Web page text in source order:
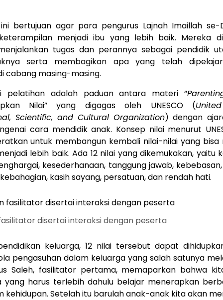
bertujuan agar para pengurus Lajnah Imaillah se-
menjadi ibu yang lebih baik. Mereka
tugas dan perannya sebagai pendidik
serta membagikan apa yang telah
cabang masing-masing.
pelatihan adalah paduan antara materi “
Nilai” yang digagas oleh UNESCO (
Scientific, and Cultural Organization) dengan
cara mendidik anak. Konsep nilai menurut
untuk membangun kembali nilai-nilai yang bisa
lebih baik. Ada 12 nilai yang dikemukakan, yaitu
kesederhanaan, tanggung jawab,
kasih sayang, persatuan, dan rendah hati.
disertai interaksi dengan peserta
keluarga, 12 nilai tersebut dapat
pengasuhan dalam keluarga yang salah satunya
Saleh, fasilitator pertama, memaparkan bahwa
yang harus terlebih dahulu belajar menerapkan
kehidupan. Setelah itu barulah anak-anak kita akan